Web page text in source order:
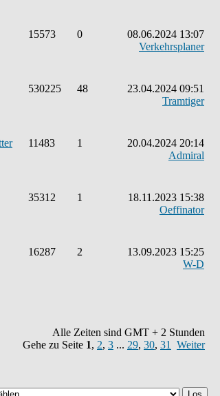
15573 0
08.06.2024 13:07
Verkehrsplaner
530225 48
23.04.2024 09:51
Tramtiger
11483 1
20.04.2024 20:14
Admiral
35312 1
18.11.2023 15:38
Oeffinator
16287 2
13.09.2023 15:25
W-D
Alle Zeiten sind GMT + 2 Stunden
Gehe zu Seite 1, 2, 3 ... 29, 30, 31
Weiter